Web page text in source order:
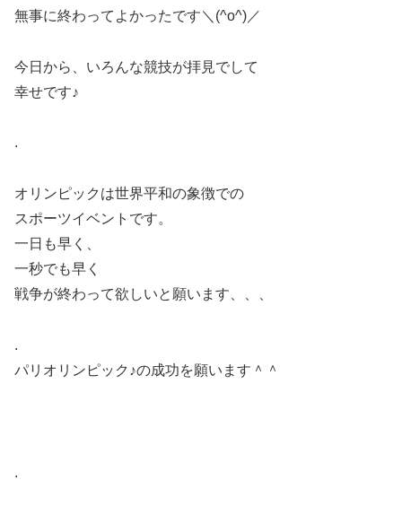
無事に終わってよかったです＼(^o^)／
今日から、いろんな競技が拝見でして
幸せです♪
.
オリンピックは世界平和の象徴での
スポーツイベントです。
一日も早く、
一秒でも早く
戦争が終わって欲しいと願います、、、
.
パリオリンピック♪の成功を願います＾＾
.